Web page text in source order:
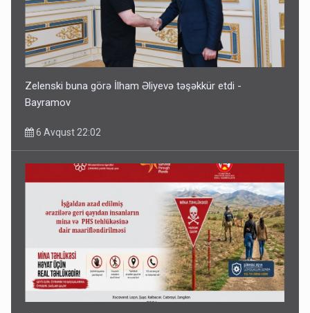
Zelenski buna görə İlham Əliyevə təşəkkür etdi -
Bayramov
6 Avqust 22:02